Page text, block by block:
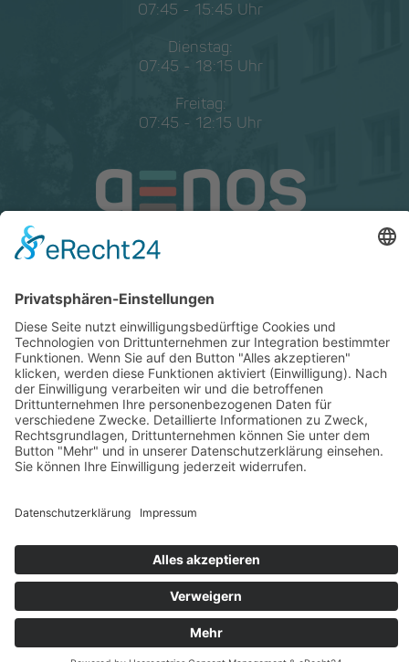
07:45 - 15:45 Uhr
Dienstag:
07:45 - 18:15 Uhr
Freitag:
07:45 - 12:15 Uhr
Cookie-Einstellungen
© Copyright 2026 GENOS Die Wohnungsgenossenschaft Görlitz eG
Datenschutz
Impressum